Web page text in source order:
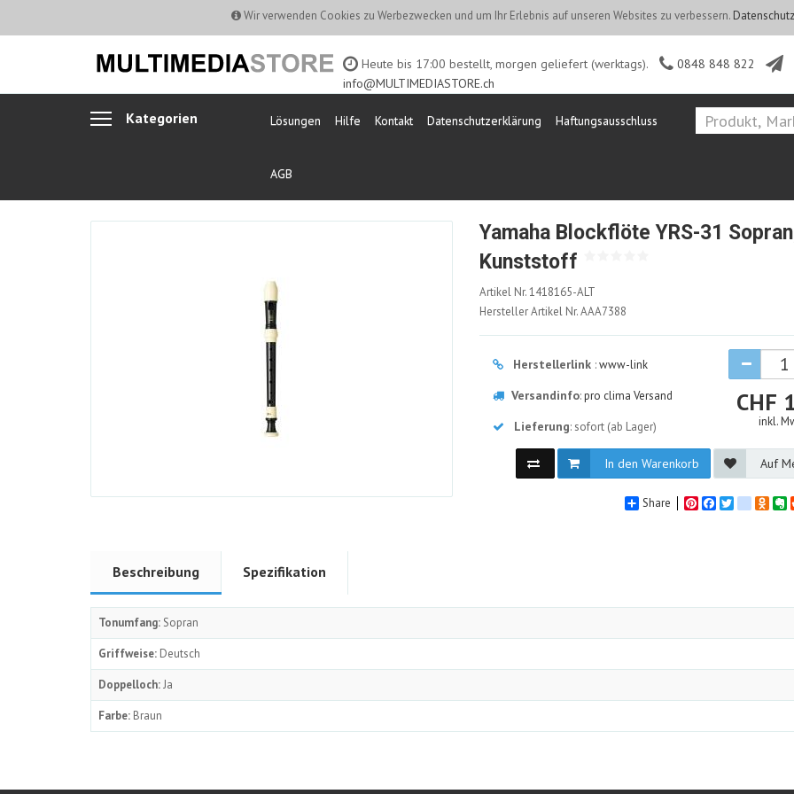
Wir verwenden Cookies zu Werbezwecken und um Ihr Erlebnis auf unseren Websites zu verbessern.
Heute bis 17:00 bestellt, morgen geliefert (werktags).
0848 848 822
info@MULTIMEDIASTORE.ch
Kategorien Lösungen Hilfe Kontakt Datenschutzerklärung Haftungsausschluss
AGB
Yamaha Blockflöte YRS-31
Kunststoff
1418165-
ALT
Artikel Nr.1418165-ALT
Hersteller Artikel Nr.AAA7388
Herstellerlink :www-link
Versandinfo:pro clima Versand
Lieferung: sofort (ab Lager)
CHF
inkl.
In den Warenkorb Auf
Share PinterestFacebook
Twitter
Beschreibung Spezifikation
Tonumfang: Sopran
Griffweise: Deutsch
Doppelloch:Ja
Farbe: Braun